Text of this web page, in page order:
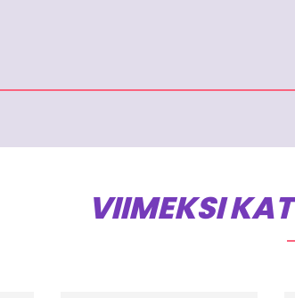
VIIMEKSI